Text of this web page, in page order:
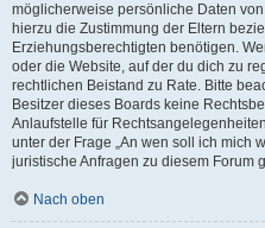
möglicherweise persönliche Daten
hierzu die Zustimmung der Eltern
Erziehungsberechtigten benötigen.
oder die Website, auf der du dich zu
rechtlichen Beistand zu Rate. Bitte
Besitzer dieses Boards keine
Anlaufstelle für
unter der Frage „An wen soll ich mich
juristische Anfragen zu diesem Forum
Nach oben